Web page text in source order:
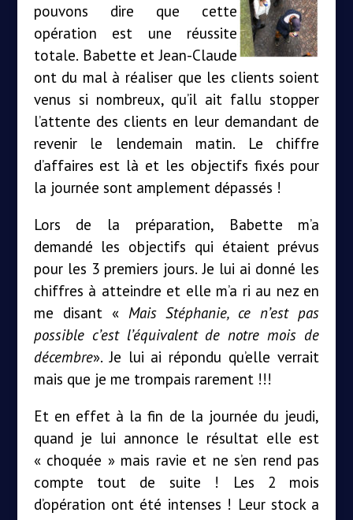
pouvons dire que cette
opération est une réussite
totale. Babette et Jean-Claude
ont du mal à réaliser que les clients soient
venus si nombreux, qu’il ait fallu stopper
l’attente des clients en leur demandant de
revenir le lendemain matin. Le chiffre
d’affaires est là et les objectifs fixés pour
la journée sont amplement dépassés !
Lors de la préparation, Babette m’a
demandé les objectifs qui étaient prévus
pour les 3 premiers jours. Je lui ai donné les
chiffres à atteindre et elle m’a ri au nez en
me disant « Mais Stéphanie, ce n’est pas
possible c’est l’équivalent de notre mois de
décembre». Je lui ai répondu qu’elle verrait
mais que je me trompais rarement !!!
Et en effet à la fin de la journée du jeudi,
quand je lui annonce le résultat elle est
« choquée » mais ravie et ne s’en rend pas
compte tout de suite ! Les 2 mois
d’opération ont été intenses ! Leur stock a